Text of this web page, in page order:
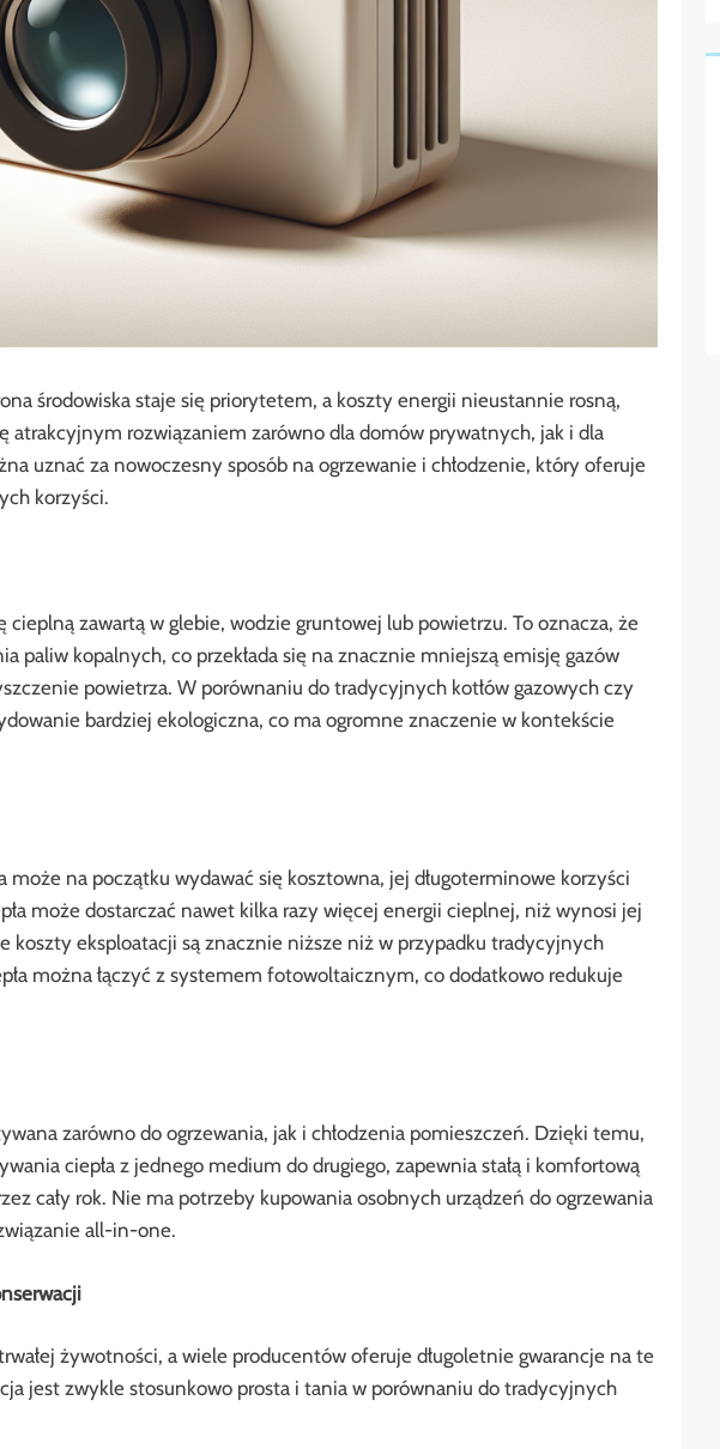
środowiska staje się priorytetem, a koszty energii nieustannie rosną,
atrakcyjnym rozwiązaniem zarówno dla domów prywatnych, jak i dla
uznać za nowoczesny sposób na ogrzewanie i chłodzenie, który oferuje
korzyści.
cieplną zawartą w glebie, wodzie gruntowej lub powietrzu. To oznacza, że
paliw kopalnych, co przekłada się na znacznie mniejszą emisję gazów
powietrza. W porównaniu do tradycyjnych kotłów gazowych czy
bardziej ekologiczna, co ma ogromne znaczenie w kontekście
może na początku wydawać się kosztowna, jej długoterminowe korzyści
może dostarczać nawet kilka razy więcej energii cieplnej, niż wynosi jej
koszty eksploatacji są znacznie niższe niż w przypadku tradycyjnych
można łączyć z systemem fotowoltaicznym, co dodatkowo redukuje
zarówno do ogrzewania, jak i chłodzenia pomieszczeń. Dzięki temu,
ciepła z jednego medium do drugiego, zapewnia stałą i komfortową
cały rok. Nie ma potrzeby kupowania osobnych urządzeń do ogrzewania
all-in-one.
żywotności, a wiele producentów oferuje długoletnie gwarancje na te
jest zwykle stosunkowo prosta i tania w porównaniu do tradycyjnych